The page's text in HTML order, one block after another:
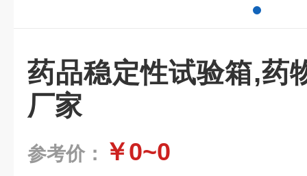
药品稳定性试验箱,药
厂家
参考价： ￥0~0